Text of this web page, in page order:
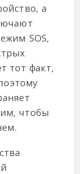
а
SOS,
тот факт,
чтобы